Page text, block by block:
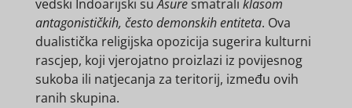
vedski Indoarijski suAsuresmatrali klasom
antagonističkih, često demonskih entiteta. Ova
dualistička religijska opozicija sugerira kulturni
rascjep, koji vjerojatno proizlazi iz povijesnog
sukoba ili natjecanja za teritorij, između ovih
ranih skupina.